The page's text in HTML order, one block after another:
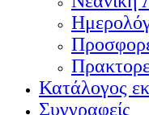
Κατάλογος
Συγγραφείς